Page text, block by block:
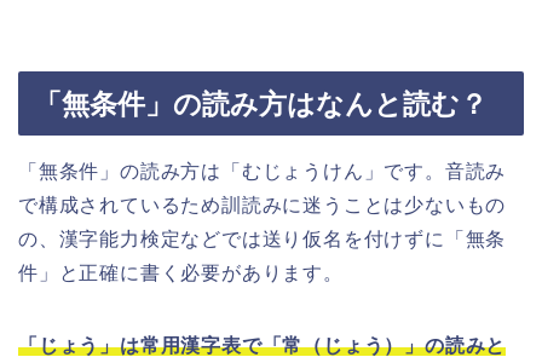
「無条件」の読み方はなんと読む？
「無条件」の読み方は「むじょうけん」です。音読み
で構成されているため訓読みに迷うことは少ないもの
の、漢字能力検定などでは送り仮名を付けずに「無条
件」と正確に書く必要があります。
「じょう」は常用漢字表で「常（じょう）」の読みと